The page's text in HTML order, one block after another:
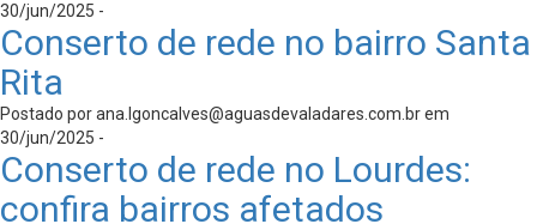
30/jun/2025 -
Conserto de rede no bairro Santa
Rita
Postado porana.lgoncalves@aguasdevaladares.com.brem
30/jun/2025 -
Conserto de rede no Lourdes:
confira bairros afetados